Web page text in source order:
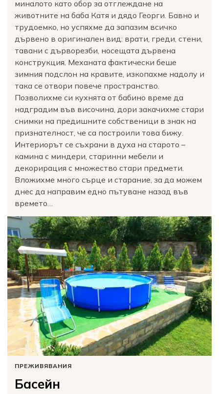
миналото като обор за отглеждане на
животните на баба Катя и дядо Георги. Бавно и
трудоемко, но успяхме да запазим всичко
дървено в оригинален вид: врати, греди, стени,
тавани с дърворезби, носещата дървена
конструкция. Механата фактически беше
зимния подслон на кравите, изкопахме надолу и
така се отвори повече пространство.
Позволихме си кухнята от бабино време да
надградим във височина, дори закачихме стари
снимки на предишните собственици в знак на
признателност, че са построили това бижу.
Интериорът се съхрани в духа на старото –
камина с миндери, старинни мебели и
декорирация с множество стари предмети.
Вложихме много сърце и старание, за да можем
днес да направим едно пътуване назад във
времето…
ПРЕЖИВЯВАНИЯ
Басейн